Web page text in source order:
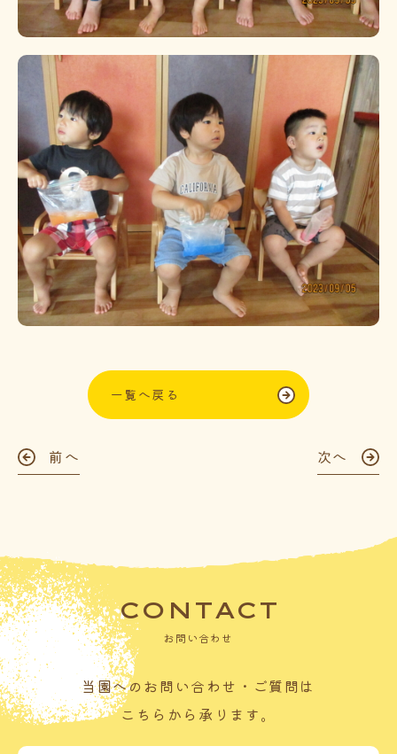
一覧へ戻る
前へ 次へ
CONTACT
お問い合わせ
当園へのお問い合わせ・ご質問は
こちらから承ります。